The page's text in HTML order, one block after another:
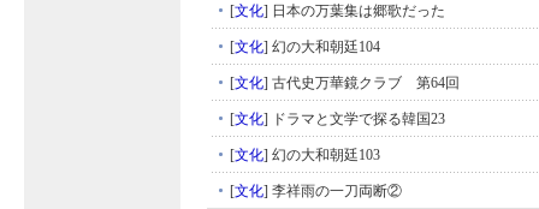
[文化] 日本の万葉集は郷歌だった
[文化] 幻の大和朝廷104
[文化] 古代史万華鏡クラブ 第64回
[文化] ドラマと文学で探る韓国23
[文化] 幻の大和朝廷103
[文化] 李祥雨の一刀両断②